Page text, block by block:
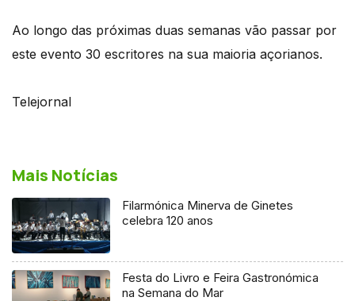
Ao longo das próximas duas semanas vão passar por
este evento 30 escritores na sua maioria açorianos.
Telejornal
Mais Notícias
Filarmónica Minerva de Ginetes
celebra 120 anos
Festa do Livro e Feira Gastronómica
na Semana do Mar